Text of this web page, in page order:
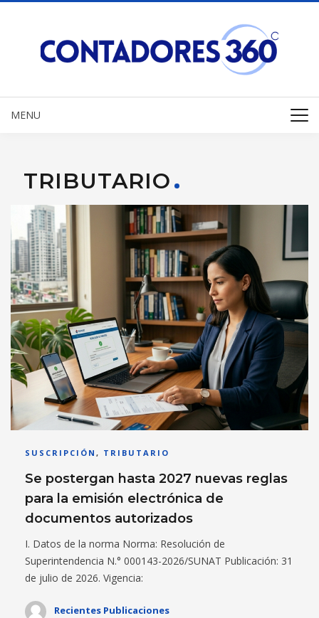
MENU
TRIBUTARIO
SUSCRIPCIÓN , TRIBUTARIO
Se postergan hasta 2027 nuevas reglas
para la emisión electrónica de
documentos autorizados
I. Datos de la norma Norma: Resolución de
Superintendencia N.° 000143-2026/SUNAT Publicación: 31
de julio de 2026. Vigencia:
Recientes Publicaciones